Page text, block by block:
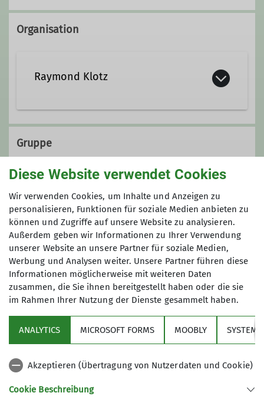
Organisation
Raymond Klotz
raymond.klotz@dav-
Gruppe
Radsportgruppe
Abwechslungsreiche Touren auf zwei
Rädern – von gemütlich bis sportlich,
immer gemeinsam in der Natur
unterwegs.
Über den Verein
Service
Diese Website verwendet Cookies
Wir verwenden Cookies, um Inhalte und Anzeigen zu
personalisieren, Funktionen für soziale Medien anbieten zu
können und Zugriffe auf unsere Website zu analysieren.
Außerdem geben wir Informationen zu Ihrer Verwendung
unserer Website an unsere Partner für soziale Medien,
Werbung und Analysen weiter. Unsere Partner führen diese
Informationen möglicherweise mit weiteren Daten
zusammen, die Sie ihnen bereitgestellt haben oder die sie
im Rahmen Ihrer Nutzung der Dienste gesammelt haben.
ANALYTICS MICROSOFT FORMS MOOBLY SYSTEM
Akzeptieren (Übertragung von Nutzerdaten und Cookie)
Cookie Beschreibung